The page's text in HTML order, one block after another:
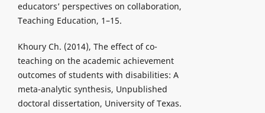
educators’ perspectives on collaboration,
Teaching Education, 1–15.
Khoury Ch. (2014), The effect of co-
teaching on the academic achievement
outcomes of students with disabilities: A
meta-analytic synthesis, Unpublished
doctoral dissertation, University of Texas.